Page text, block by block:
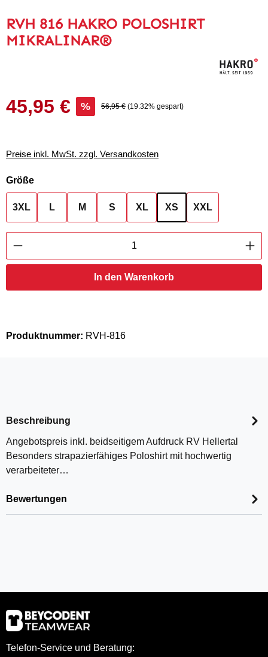
RVH 816 HAKRO POLOSHIRT
MIKRALINAR®
Verkaufspreis:
45,95 € % Regulärer Preis:
56,95 € (19.32% gespart)
Preise inkl. MwSt. zzgl. Versandkosten
Größeauswählen
3XL L M S XL XS XXL
Produkt Anzahl: Gib den gewünschten
In den Warenkorb
Produktnummer: RVH-816
Beschreibung
Angebotspreis inkl. beidseitigem Aufdruck RV Hellertal
Besonders strapazierfähiges Poloshirt mit hochwertig
verarbeiteter…
Bewertungen
Telefon-Service und Beratung: